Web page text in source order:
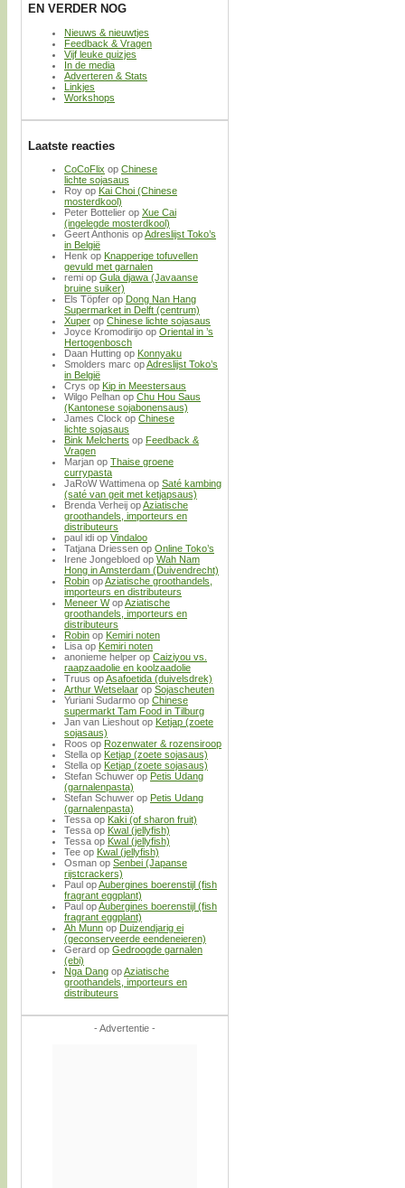
EN VERDER NOG
Nieuws & nieuwtjes
Feedback & Vragen
Vijf leuke quizjes
In de media
Adverteren & Stats
Linkjes
Workshops
Laatste reacties
CoCoFlix op Chinese
lichte sojasaus
Roy op Kai Choi (Chinese
mosterdkool)
Peter Bottelier op Xue Cai
(ingelegde mosterdkool)
Geert Anthonis opAdreslijst Toko’s
in België
Henk op Knapperige tofuvellen
gevuld met garnalen
remi op Gula djawa (Javaanse
bruine suiker)
Els Töpfer op Dong Nan Hang
Supermarket in Delft (centrum)
Xuper op Chinese lichte sojasaus
Joyce Kromodirijo op Oriental in ’s
Hertogenbosch
Daan Hutting op Konnyaku
Smolders marc opAdreslijst Toko’s
in België
Crys op Kip in Meestersaus
Wilgo Pelhan op Chu Hou Saus
(Kantonese sojabonensaus)
James Clock op Chinese
lichte sojasaus
Bink Melcherts op Feedback &
Vragen
Marjan op Thaise groene
currypasta
JaRoW Wattimena op Saté kambing
(saté van geit met ketjapsaus)
Brenda Verheij opAziatische
groothandels, importeurs en
distributeurs
paul idi op Vindaloo
Tatjana Driessen op Online Toko’s
Irene Jongebloed op Wah Nam
Hong in Amsterdam (Duivendrecht)
Robin opAziatische groothandels,
importeurs en distributeurs
Meneer WopAziatische
groothandels, importeurs en
distributeurs
Robin op Kemiri noten
Lisa op Kemiri noten
anonieme helper op Caiziyou vs.
raapzaadolie en koolzaadolie
Truus opAsafoetida (duivelsdrek)
Arthur Wetselaar op Sojascheuten
Yuriani Sudarmo op Chinese
supermarkt Tam Food in Tilburg
Jan van Lieshout op Ketjap (zoete
sojasaus)
Roos op Rozenwater & rozensiroop
Stella op Ketjap (zoete sojasaus)
Stella op Ketjap (zoete sojasaus)
Stefan Schuwer op Petis Udang
(garnalenpasta)
Stefan Schuwer op Petis Udang
(garnalenpasta)
Tessa op Kaki (of sharon fruit)
Tessa op Kwal (jellyfish)
Tessa op Kwal (jellyfish)
Tee op Kwal (jellyfish)
Osman op Senbei (Japanse
rijstcrackers)
Paul opAubergines boerenstijl (fish
fragrant eggplant)
Paul opAubergines boerenstijl (fish
fragrant eggplant)
Ah Munn op Duizendjarig ei
(geconserveerde eendeneieren)
Gerard op Gedroogde garnalen
(ebi)
Nga Dang opAziatische
groothandels, importeurs en
distributeurs
- Advertentie -